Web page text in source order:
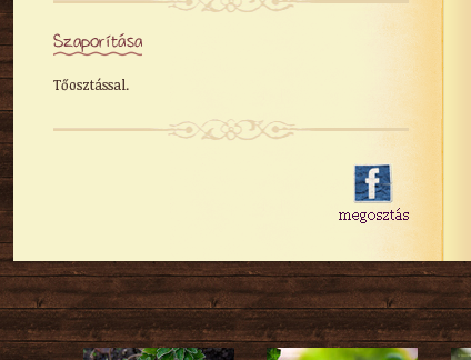
Szaporítása
Tőosztással.